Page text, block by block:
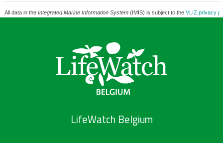
All data in the Integrated Marine Information System(IMIS) is subject to the VLIZ privacy
LifeWatch Belgium